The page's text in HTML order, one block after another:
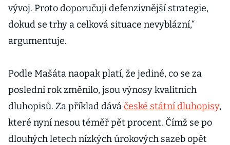
vývoj. Proto doporučuji defenzivnější strategie,
dokud se trhy a celková situace nevyblázní,“
argumentuje.
Podle Mašáta naopak platí, že jediné, co se za
poslední rok změnilo, jsou výnosy kvalitních
dluhopisů. Za příklad dáváčeské státní dluhopisy,
které nyní nesou téměř pět procent. Čímž se po
dlouhých letech nízkých úrokových sazeb opět